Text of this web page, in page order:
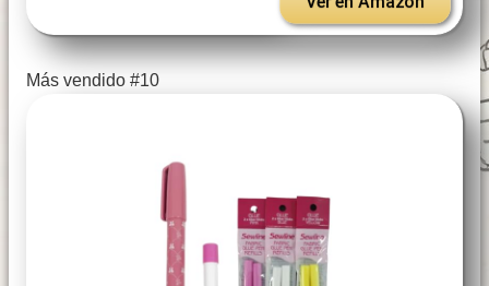
Más vendido #10